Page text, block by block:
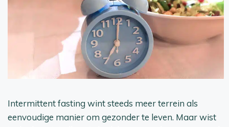
Intermittent fasting wint steeds meer terrein als
eenvoudige manier om gezonder te leven. Maar wist